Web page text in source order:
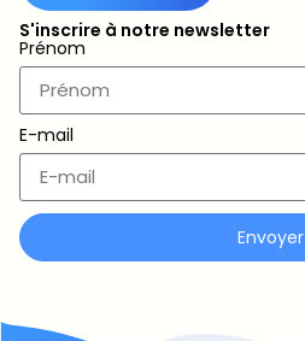
S'inscrire à notre newsletter
Prénom
E-mail
Envoyer